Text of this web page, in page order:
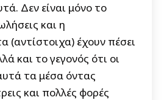
Δεν είναι μόνο το
και η
(αντίστοιχα) έχουν πέσει
και το γεγονός ότι οι
τα μέσα όντας
και πολλές φορές